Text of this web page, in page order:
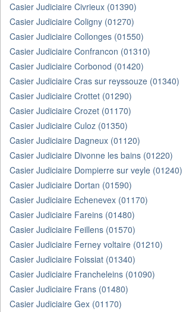
Casier Judiciaire Civrieux (01390)
Casier Judiciaire Coligny (01270)
Casier Judiciaire Collonges (01550)
Casier Judiciaire Confrancon (01310)
Casier Judiciaire Corbonod (01420)
Casier Judiciaire Cras sur reyssouze (01340)
Casier Judiciaire Crottet (01290)
Casier Judiciaire Crozet (01170)
Casier Judiciaire Culoz (01350)
Casier Judiciaire Dagneux (01120)
Casier Judiciaire Divonne les bains (01220)
Casier Judiciaire Dompierre sur veyle (01240)
Casier Judiciaire Dortan (01590)
Casier Judiciaire Echenevex (01170)
Casier Judiciaire Fareins (01480)
Casier Judiciaire Feillens (01570)
Casier Judiciaire Ferney voltaire (01210)
Casier Judiciaire Foissiat (01340)
Casier Judiciaire Francheleins (01090)
Casier Judiciaire Frans (01480)
Casier Judiciaire Gex (01170)